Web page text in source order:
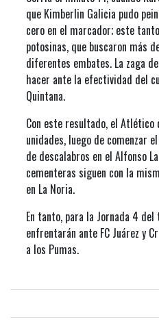
que Kimberlin Galicia pudo
cero en el marcador; este
potosinas, que buscaron más
diferentes embates. La zaga
hacer ante la efectividad del
Quintana.
Con este resultado, el Atlético
unidades, luego de comenzar
de descalabros en el Alfonso
cementeras siguen con la
en La Noria.
En tanto, para la Jornada 4
enfrentarán ante FC Juárez y
a los Pumas.